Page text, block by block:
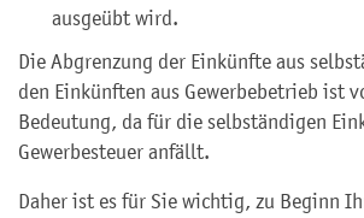
ausgeübt wird.
Die Abgrenzung der Einkünfte aus
den Einkünften aus Gewerbebetrieb ist
Bedeutung, da für die selbständigen
Gewerbesteuer anfällt.
Daher ist es für Sie wichtig, zu Beginn